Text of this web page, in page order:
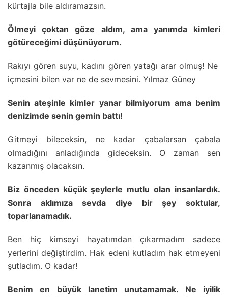
kürtajla bile aldıramazsın.
Ölmeyi çoktan göze aldım, ama yanımda kimleri
götüreceğimi düşünüyorum.
Rakıyı gören suyu, kadını gören yatağı arar olmuş! Ne
içmesini bilen var ne de sevmesini. Yılmaz Güney
Senin ateşinle kimler yanar bilmiyorum ama benim
denizimde senin gemin battı!
Gitmeyi bileceksin, ne kadar çabalarsan çabala
olmadığını anladığında gideceksin. O zaman sen
kazanmış olacaksın.
Biz önceden küçük şeylerle mutlu olan insanlardık.
Sonra aklımıza sevda diye bir şey soktular,
toparlanamadık.
Ben hiç kimseyi hayatımdan çıkarmadım sadece
yerlerini değiştirdim. Hak edeni kutladım hak etmeyeni
şutladım. O kadar!
Benim en büyük lanetim unutamamak. Ne iyilik